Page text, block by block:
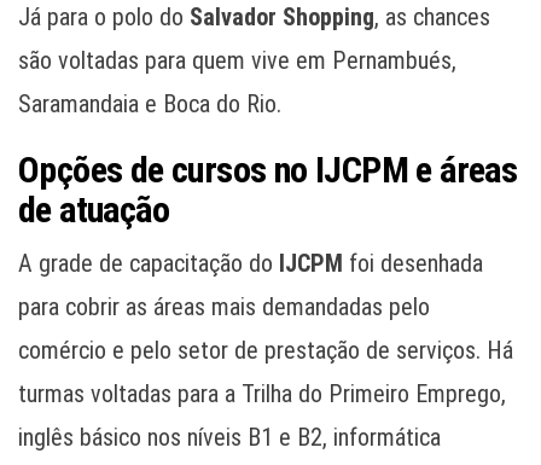
Já para o polo do Salvador Shopping, as chances
são voltadas para quem vive em Pernambués,
Saramandaia e Boca do Rio.
Opções de cursos no IJCPM e áreas
de atuação
A grade de capacitação do IJCPM foi desenhada
para cobrir as áreas mais demandadas pelo
comércio e pelo setor de prestação de serviços. Há
turmas voltadas para a Trilha do Primeiro Emprego,
inglês básico nos níveis B1 e B2, informática